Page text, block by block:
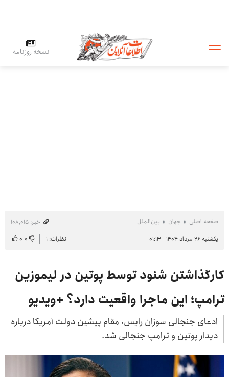
نسخه روزنامه
صفحه اصلی جهان بین‌الملل
خبر: ۱۰۸٬۰۱۵
یکشنبه ۲۶ مرداد ۱۴۰۴ - ۰۱:۱۳
نظرات: ۱ ۰-۰
کارگذاشتن شنود توسط پوتین در لیموزین
ترامپ؛ این ماجرا واقعیت دارد؟ +ویدیو
ادعای جنجالی سوزان رایس، مقام پیشین دولت آمریکا درباره
دیدار پوتین و ترامپ جنجالی شد.